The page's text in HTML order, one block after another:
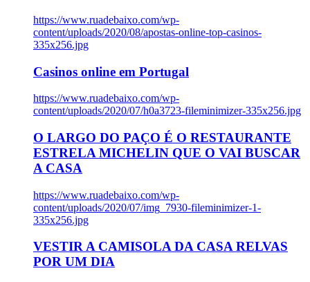
https://www.ruadebaixo.com/wp-
content/uploads/2020/08/apostas-online-top-casinos-
335x256.jpg
Casinos online em Portugal
https://www.ruadebaixo.com/wp-
content/uploads/2020/07/h0a3723-fileminimizer-335x256.jpg
O LARGO DO PAÇO É O RESTAURANTE
ESTRELA MICHELIN QUE O VAI BUSCAR
A CASA
https://www.ruadebaixo.com/wp-
content/uploads/2020/07/img_7930-fileminimizer-1-
335x256.jpg
VESTIR A CAMISOLA DA CASA RELVAS
POR UM DIA